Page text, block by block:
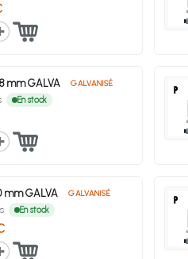
mm GALVA GALVANISÉ
En stock
mm GALVA GALVANISÉ
En stock